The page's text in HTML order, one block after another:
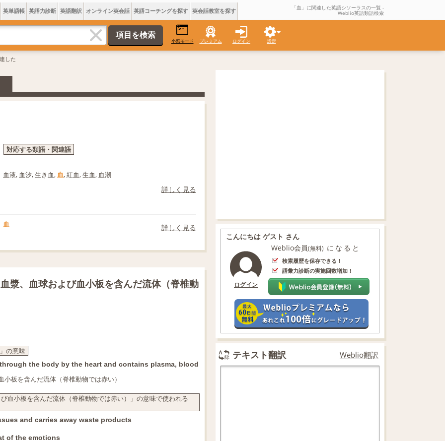
英単語帳 英語力診断 英語翻訳 オンライン英会話 英語コーチングを探す 英会話教室を探す 「血」に関連した英語シソーラスの一覧 -
Weblio英語類語検索
小窓モード プレミアム ログイン 設定
した
対応する類語・関連語
血液, 血汐, 生き血,血, 紅血, 生血, 血潮
詳しく見る
血 詳しく見る
漿、血球および血小板を含んだ流体（脊椎動
の意味
the body by the heart and contains plasma, blood
板を含んだ流体（脊椎動物では赤い）
血小板を含んだ流体（脊椎動物では赤い）」の意味で使われる
and carries away waste products
of the emotions
こんにちは ゲスト さん
ログイン
Weblio会員(無料) になると
検索履歴を保存できる！
語彙力診断の実施回数増加！
テキスト翻訳 Weblio翻訳